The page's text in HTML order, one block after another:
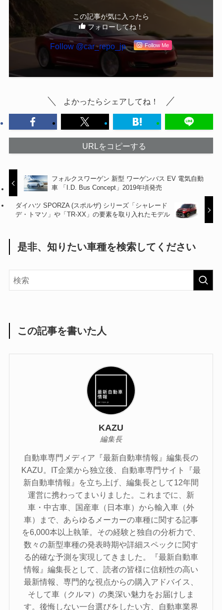
この記事が気に入ったら
フォローしてね！
Follow @car_repo_jp Follow Me
よかったらシェアしてね！
URLをコピーする
フォルクスワーゲン 新型 ワーゲンバス EV 電気自動
車 「I.D. Bus Concept」2019年頃発売
ダイハツ SPORZA (スポルザ) シリーズ「シャレード
デ・トマソ」や「TR-XX」の要素を取り入れたモデル
是非、知りたい車種を検索してください
この記事を書いた人
KAZU
編集長
自動車専門メディア『最新自動車情報』編集長の
KAZU。IT企業から独立後、自動車専門サイト『最
新自動車情報』を立ち上げ、編集長として12年間
運営に携わってまいりました。これまでに、新
車・中古車、国産車（日本車）から輸入車（外
車）まで、あらゆるメーカーの車種に関する記事
を6,000本以上執筆。その経験と独自の分析力で、
数々の新型車種の発表時期や詳細スペックに関す
る的確な予測を実現してきました。『最新自動車
情報』編集長として、読者の皆様に信頼性の高い
最新情報、専門的な視点からの購入アドバイス、
そして車（クルマ）の奥深い魅力をお届けしま
す。後悔しない一台選びをしたい方、自動車業界